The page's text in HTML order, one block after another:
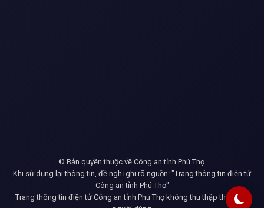
© Bản quyền thuộc về Công an tỉnh Phú Thọ.
Khi sử dụng lại thông tin, đề nghị ghi rõ nguồn: "Trang thông tin điện tử
Công an tỉnh Phú Thọ"
Trang thông tin điện tử Công an tỉnh Phú Thọ không thu thập thông tin